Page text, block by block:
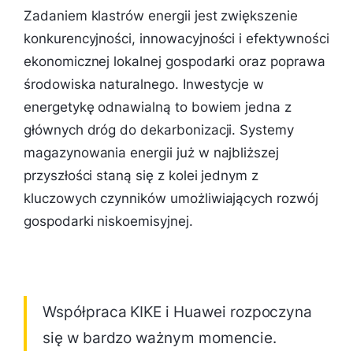
Zadaniem klastrów energii jest zwiększenie
konkurencyjności, innowacyjności i efektywności
ekonomicznej lokalnej gospodarki oraz poprawa
środowiska naturalnego. Inwestycje w
energetykę odnawialną to bowiem jedna z
głównych dróg do dekarbonizacji. Systemy
magazynowania energii już w najbliższej
przyszłości staną się z kolei jednym z
kluczowych czynników umożliwiających rozwój
gospodarki niskoemisyjnej.
Współpraca KIKE i Huawei rozpoczyna
się w bardzo ważnym momencie.